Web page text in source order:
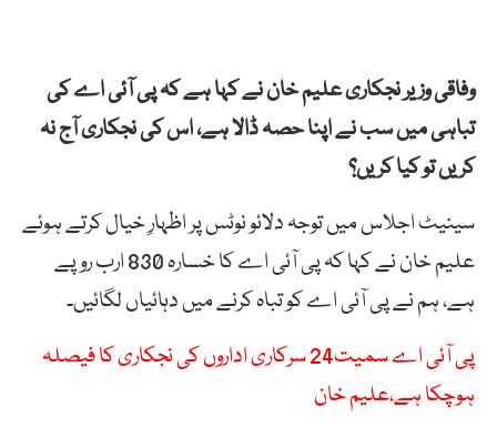
وفاقی وزیر نجکاری علیم خان نے کہا ہے کہ پی آئی اے کی
تباہی میں سب نے اپنا حصہ ڈالا ہے، اس کی نجکاری آج نہ
کریں تو کیا کریں؟
سینیٹ اجلاس میں توجہ دلائو نوٹس پر اظہارِ خیال کرتے ہوئے
علیم خان نے کہا کہ پی آئی اے کا خسارہ 830 ارب روپے
ہے، ہم نے پی آئی اے کو تباہ کرنے میں دہائیاں لگائیں۔
پی آئی اے سمیت24 سرکاری اداروں کی نجکاری کا فیصلہ
ہوچکا ہے،علیم خان